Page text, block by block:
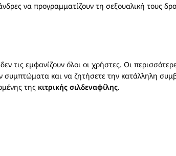
να προγραμματίζουν τη σεξουαλική τους
τις εμφανίζουν όλοι οι χρήστες. Οι
συμπτώματα και να ζητήσετε την κατάλληλη
της κιτρικής σιλδεναφίλης.